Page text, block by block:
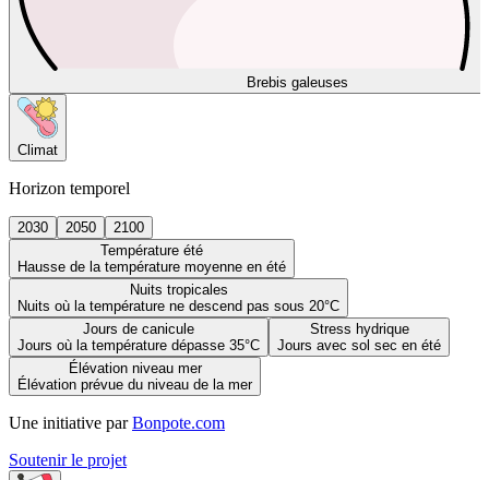
Brebis galeuses
Climat
Horizon temporel
2030 2050
2100
Température été
Hausse de la température moyenne en été
Nuits tropicales
Nuits où la température ne descend pas sous 20°C
Jours de canicule
Jours où la température dépasse 35°C
Stress hydrique
Jours avec sol sec en été
Élévation niveau mer
Élévation prévue du niveau de la mer
Une initiative par Bonpote.com
Soutenir le projet